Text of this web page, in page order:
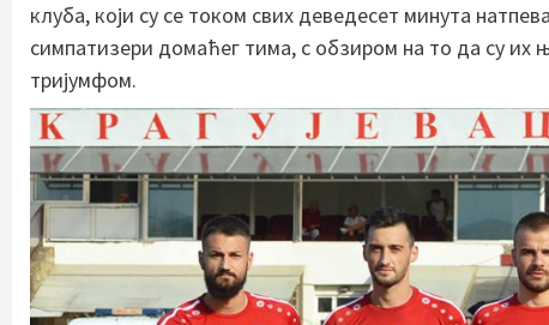
клуба, који су се током свих деведесет минута
симпатизери домаћег тима, с обзиром на то да су
тријумфом.